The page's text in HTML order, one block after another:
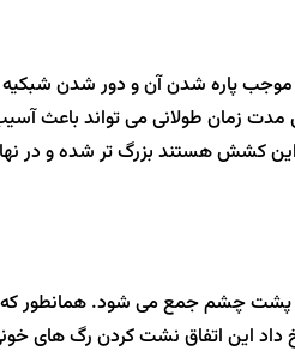
موجب پاره شدن آن و دور شدن
مدت زمان طولانی می تواند باعث
این کشش هستند بزرگ تر شده و
پشت چشم جمع می شود. همانطور
این اتفاق نشت کردن رگ های خونی